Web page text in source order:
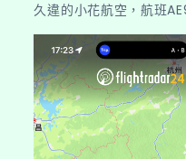
久違的小花航空，航班